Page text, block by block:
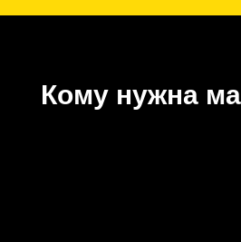
Кому нужна